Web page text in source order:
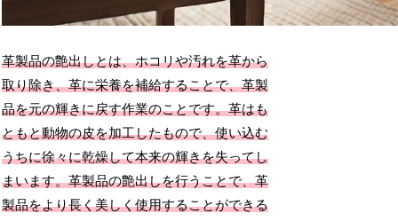
革製品の艶出しとは、ホコリや汚れを革から
取り除き、革に栄養を補給することで、革製
品を元の輝きに戻す作業のことです。革はも
ともと動物の皮を加工したもので、使い込む
うちに徐々に乾燥して本来の輝きを失ってし
まいます。革製品の艶出しを行うことで、革
製品をより長く美しく使用することができる